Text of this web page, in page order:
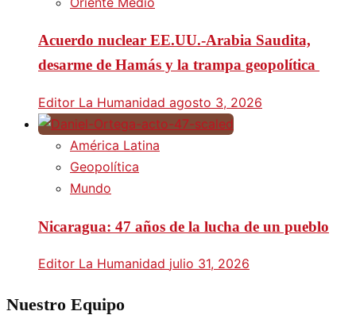
Acuerdo nuclear EE.UU.-Arabia Saudita,
desarme de Hamás y la trampa geopolítica
Editor La Humanidad agosto 3, 2026
América Latina
Geopolítica
Mundo
Nicaragua: 47 años de la lucha de un pueblo
Editor La Humanidad julio 31, 2026
Nuestro Equipo